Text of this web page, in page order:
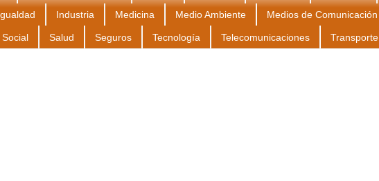
Industria Medicina Medio Ambiente Medios de Comunicación
Salud Seguros Tecnología Telecomunicaciones Transporte